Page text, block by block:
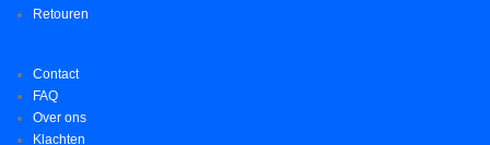
Retouren
Contact
FAQ
Over ons
Klachten